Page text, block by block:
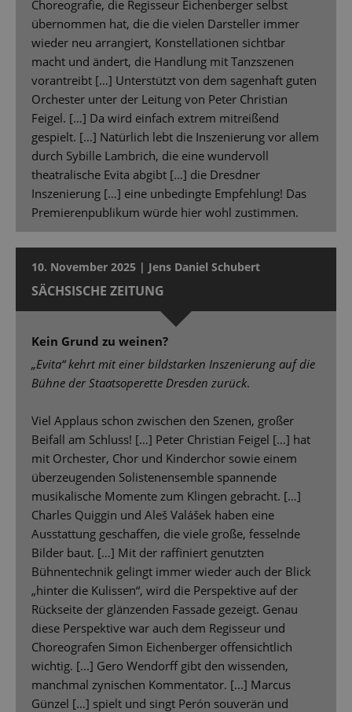
Choreografie, die Regisseur Eichenberger selbst
übernommen hat, die die vielen Darsteller immer
wieder neu arrangiert, Konstellationen sichtbar
macht und ändert, die Handlung mit Tanzszenen
vorantreibt […] Unterstützt von dem sagenhaft guten
Orchester unter der Leitung von Peter Christian
Feigel. […] Da wird einfach extrem mitreißend
gespielt. […] Natürlich lebt die Inszenierung vor allem
durch Sybille Lambrich, die eine wundervoll
theatralische Evita abgibt […] die Dresdner
Inszenierung […] eine unbedingte Empfehlung! Das
Premierenpublikum würde hier wohl zustimmen.
10. November 2025 | Jens Daniel Schubert
SÄCHSISCHE ZEITUNG
Kein Grund zu weinen?
„Evita“ kehrt mit einer bildstarken Inszenierung auf die
Bühne der Staatsoperette Dresden zurück.
Viel Applaus schon zwischen den Szenen, großer
Beifall am Schluss! […] Peter Christian Feigel […] hat
mit Orchester, Chor und Kinderchor sowie einem
überzeugenden Solistenensemble spannende
musikalische Momente zum Klingen gebracht. […]
Charles Quiggin und Aleš Valášek haben eine
Ausstattung geschaffen, die viele große, fesselnde
Bilder baut. […] Mit der raffiniert genutzten
Bühnentechnik gelingt immer wieder auch der Blick
„hinter die Kulissen“, wird die Perspektive auf der
Rückseite der glänzenden Fassade gezeigt. Genau
diese Perspektive war auch dem Regisseur und
Choreografen Simon Eichenberger offensichtlich
wichtig. [...] Gero Wendorff gibt den wissenden,
manchmal zynischen Kommentator. [...] Marcus
Günzel […] spielt und singt Perón souverän und